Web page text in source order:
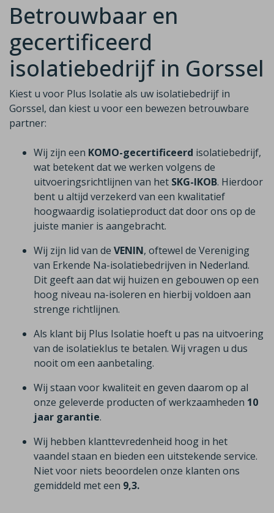
Betrouwbaar en
gecertificeerd
isolatiebedrijf in Gorssel
Kiest u voor Plus Isolatie als uw isolatiebedrijf in
Gorssel, dan kiest u voor een bewezen betrouwbare
partner:
Wij zijn een KOMO-gecertificeerd isolatiebedrijf,
wat betekent dat we werken volgens de
uitvoeringsrichtlijnen van het SKG-IKOB. Hierdoor
bent u altijd verzekerd van een kwalitatief
hoogwaardig isolatieproduct dat door ons op de
juiste manier is aangebracht.
Wij zijn lid van de VENIN, oftewel de Vereniging
van Erkende Na-isolatiebedrijven in Nederland.
Dit geeft aan dat wij huizen en gebouwen op een
hoog niveau na-isoleren en hierbij voldoen aan
strenge richtlijnen.
Als klant bij Plus Isolatie hoeft u pas na uitvoering
van de isolatieklus te betalen. Wij vragen u dus
nooit om een aanbetaling.
Wij staan voor kwaliteit en geven daarom op al
onze geleverde producten of werkzaamheden 10
jaar garantie.
Wij hebben klanttevredenheid hoog in het
vaandel staan en bieden een uitstekende service.
Niet voor niets beoordelen onze klanten ons
gemiddeld met een 9,3.